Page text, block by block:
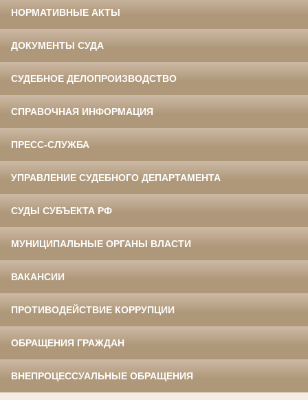
НОРМАТИВНЫЕ АКТЫ
ДОКУМЕНТЫ СУДА
СУДЕБНОЕ ДЕЛОПРОИЗВОДСТВО
СПРАВОЧНАЯ ИНФОРМАЦИЯ
ПРЕСС-СЛУЖБА
УПРАВЛЕНИЕ СУДЕБНОГО ДЕПАРТАМЕНТА
СУДЫ СУБЪЕКТА РФ
МУНИЦИПАЛЬНЫЕ ОРГАНЫ ВЛАСТИ
ВАКАНСИИ
ПРОТИВОДЕЙСТВИЕ КОРРУПЦИИ
ОБРАЩЕНИЯ ГРАЖДАН
ВНЕПРОЦЕССУАЛЬНЫЕ ОБРАЩЕНИЯ